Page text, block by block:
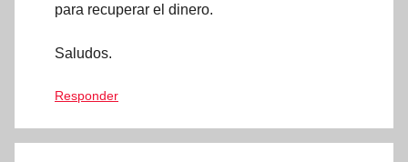
para recuperar el dinero.
Saludos.
Responder